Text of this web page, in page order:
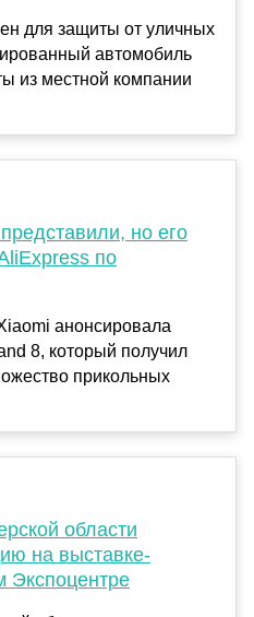
для защиты от уличных
автомобиль
из местной компании
но его
по
анонсировала
8, который получил
прикольных
области
на выставке-
Экспоцентре